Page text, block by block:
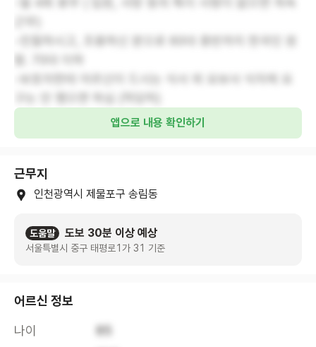
앱으로 내용 확인하기
근무지
인천광역시 제물포구 송림동
도움말 도보 30분 이상 예상
서울특별시 중구 태평로1가 31 기준
어르신 정보
나이
85